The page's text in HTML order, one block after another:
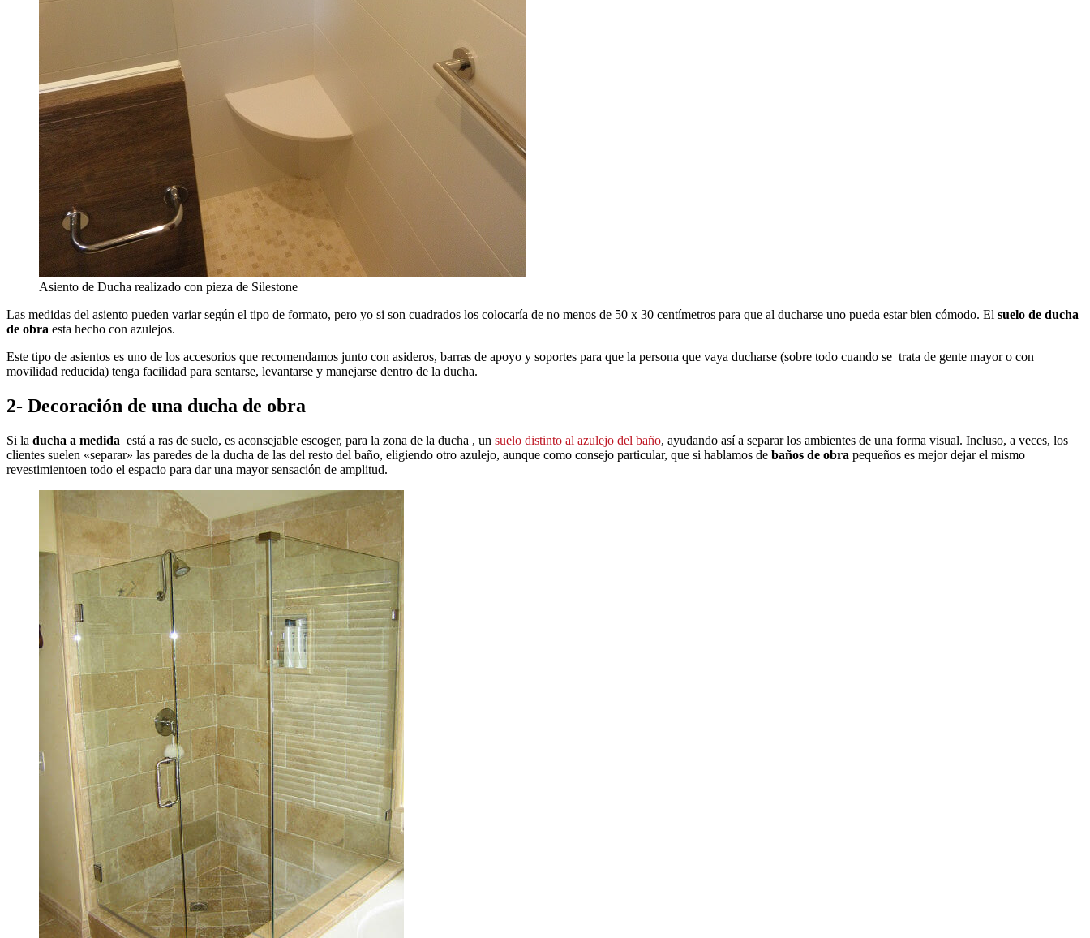
Asiento de Ducha realizado con pieza de Silestone
Las medidas del asiento pueden variar según el tipo de formato, pero yo si son cuadrados los colocaría de no menos de 50 x 30 centímetros para que al ducharse uno pueda estar bien cómodo. El suelo de ducha
de obra esta hecho con azulejos.
Este tipo de asientos es uno de los accesorios que recomendamos junto con asideros, barras de apoyo y soportes para que la persona que vaya ducharse (sobre todo cuando se trata de gente mayor o con
movilidad reducida) tenga facilidad para sentarse, levantarse y manejarse dentro de la ducha.
2- Decoración de una ducha de obra
Si la ducha a medida está a ras de suelo, es aconsejable escoger, para la zona de la ducha , un suelo distinto al azulejo del baño, ayudando así a separar los ambientes de una forma visual. Incluso, a veces, los
clientes suelen «separar» las paredes de la ducha de las del resto del baño, eligiendo otro azulejo, aunque como consejo particular, que si hablamos de baños de obra pequeños es mejor dejar el mismo
revestimientoen todo el espacio para dar una mayor sensación de amplitud.